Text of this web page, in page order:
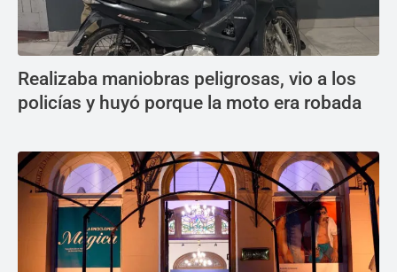
Realizaba maniobras peligrosas, vio a los
policías y huyó porque la moto era robada